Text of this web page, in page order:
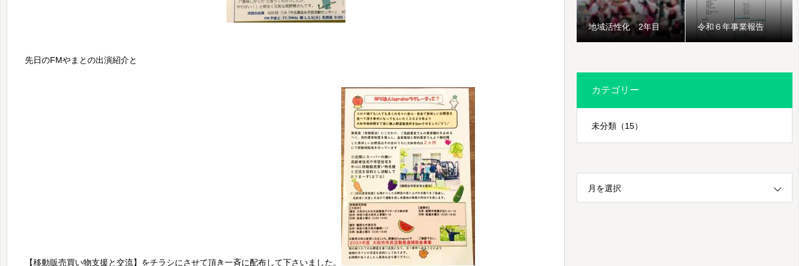
先日のFMやまとの出演紹介と
【移動販売買い物支援と交流】をチラシにさせて頂き一斉に配布して下さいました。
地域活性化 2年目 令和６年事業報告
カテゴリー
未分類 （15）
月を選択